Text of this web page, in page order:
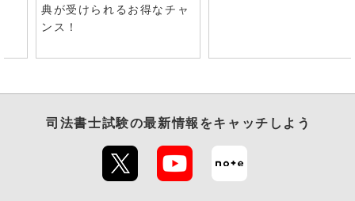
典が受けられるお得なチャ
ンス！
司法書士試験の最新情報をキャッチしよう